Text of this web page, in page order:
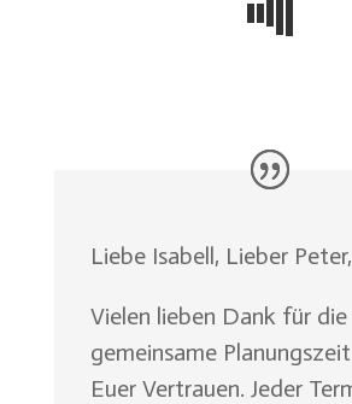
Liebe Isabell, Lieber Peter,
Vielen lieben Dank für
gemeinsame
Euer Vertrauen. Jeder